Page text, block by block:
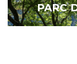
PARC